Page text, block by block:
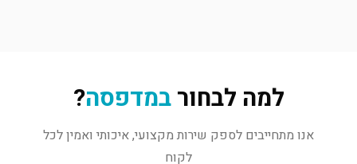
למה לבחורבמדפסה?
אנו מתחייבים לספק שירות מקצועי, איכותי ואמין לכל
לקוח